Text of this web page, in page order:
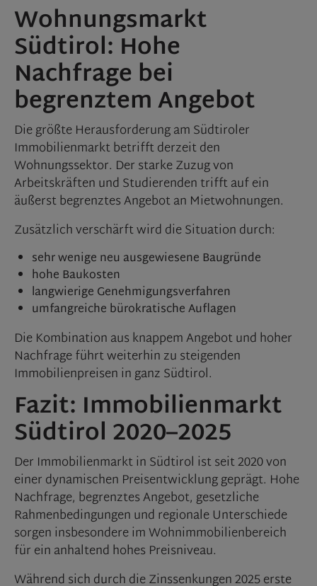
Wohnungsmarkt
Südtirol: Hohe
Nachfrage bei
begrenztem Angebot
Die größte Herausforderung am Südtiroler
Immobilienmarkt betrifft derzeit den
Wohnungssektor. Der starke Zuzug von
Arbeitskräften und Studierenden trifft auf ein
äußerst begrenztes Angebot an Mietwohnungen.
Zusätzlich verschärft wird die Situation durch:
sehr wenige neu ausgewiesene Baugründe
hohe Baukosten
langwierige Genehmigungsverfahren
umfangreiche bürokratische Auflagen
Die Kombination aus knappem Angebot und hoher
Nachfrage führt weiterhin zu steigenden
Immobilienpreisen in ganz Südtirol.
Fazit: Immobilienmarkt
Südtirol 2020–2025
Der Immobilienmarkt in Südtirol ist seit 2020 von
einer dynamischen Preisentwicklung geprägt. Hohe
Nachfrage, begrenztes Angebot, gesetzliche
Rahmenbedingungen und regionale Unterschiede
sorgen insbesondere im Wohnimmobilienbereich
für ein anhaltend hohes Preisniveau.
Während sich durch die Zinssenkungen 2025 erste